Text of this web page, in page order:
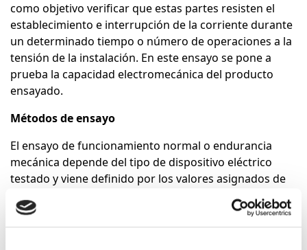
como objetivo verificar que estas partes resisten el
establecimiento e interrupción de la corriente durante
un determinado tiempo o número de operaciones a la
tensión de la instalación. En este ensayo se pone a
prueba la capacidad electromecánica del producto
ensayado.
Métodos de ensayo
El ensayo de funcionamiento normal o endurancia
mecánica depende del tipo de dispositivo eléctrico
testado y viene definido por los valores asignados de
tensión y corriente del circuito o instalación a la que
van destinados.